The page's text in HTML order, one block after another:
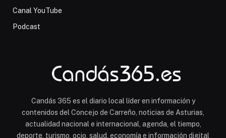
Canal YouTube
Podcast
Candás 365 es el diario local líder en información y
contenidos del Concejo de Carreño, noticias de Asturias,
actualidad nacional e internacional, agenda, el tiempo,
deporte, turismo, ocio, salud, economía e información digital